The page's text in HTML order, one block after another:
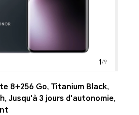
1 /9
8+256 Go, Titanium Black,
Jusqu'à 3 jours d'autonomie,